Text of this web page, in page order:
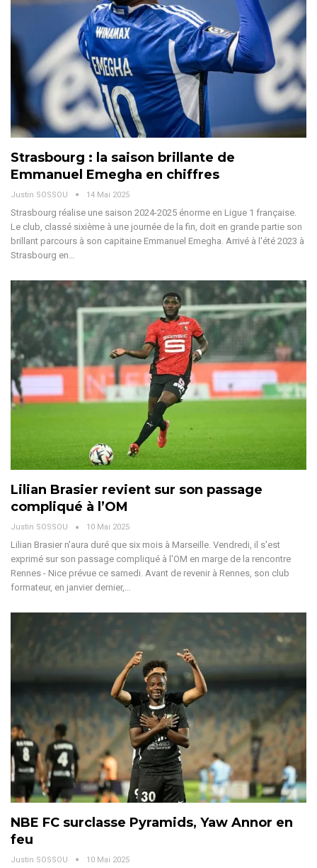
Strasbourg : la saison brillante de
Emmanuel Emegha en chiffres
Justin SOSSOU 14 Mai 2025
Strasbourg réalise une saison 2024-2025 énorme en Ligue 1 française.
Le club, classé sixième à une journée de la fin, doit en grande partie son
brillant parcours à son capitaine Emmanuel Emegha. Arrivé à l'été 2023 à
Strasbourg en
Lilian Brasier revient sur son passage
compliqué à l’OM
Justin SOSSOU 10 Mai 2025
Lilian Brasier n'aura duré que six mois à Marseille. Vendredi, il s'est
exprimé sur son passage compliqué à l'OM en marge de la rencontre
Rennes - Nice prévue ce samedi. Avant de revenir à Rennes, son club
formateur, en janvier dernier,…
NBE FC surclasse Pyramids, Yaw Annor en
feu
Justin SOSSOU 10 Mai 2025